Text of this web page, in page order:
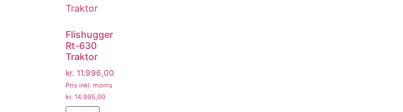
Flishugger
Rt-630
Traktor
kr. 11.996,00
Pris inkl. moms
kr. 14.995,00